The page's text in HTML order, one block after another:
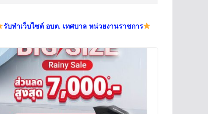
รับทำเว็บไซต์ อบต. เทศบาล หน่วยงานราชการ